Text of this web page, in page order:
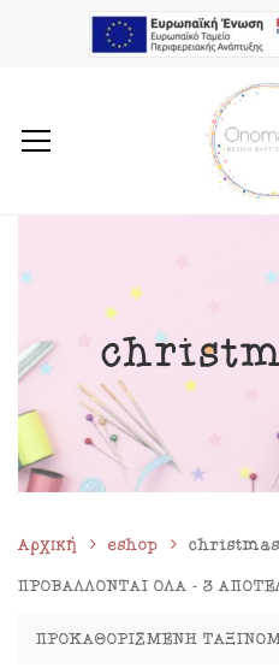
Αρχική eshop
ΠΡΟΒΆΛΛΟΝΤΑΙ ΌΛΑ - 3